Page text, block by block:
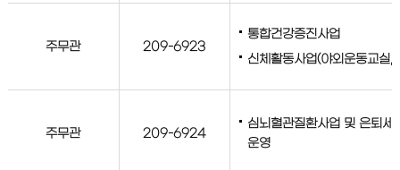
주무관 209-6923
통합건강증진사업
신체활동사업(야외운동교실,
주무관 209-6924
심뇌혈관질환사업 및 은퇴세
운영